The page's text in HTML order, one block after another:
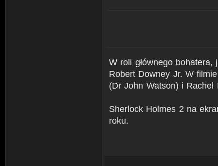
W roli głównego
Robert Downey Jr. W
(Dr John Watson) i Rachel
Sherlock Holmes 2 na
roku.